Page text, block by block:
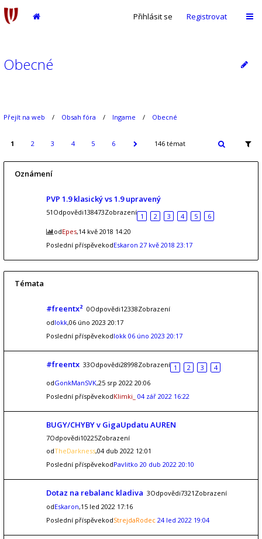
Přihlásit se Registrovat
Obecné
Přejít na web Obsah fóra Ingame Obecné
1 2 3 4 5 6 146 témat
Oznámení
PVP 1.9 klasický vs 1.9 upravený
51Odpovědi138473Zobrazení 1 2 3 4 5
6
odEpes,14 kvě 2018 14:20
Poslední příspěvekodEskaron 27 kvě 2018 23:17
Témata
#freentx² 0Odpovědi12338Zobrazení
odlokk,06 úno 2023 20:17
Poslední příspěvekodlokk 06 úno 2023 20:17
#freentx 33Odpovědi28998Zobrazení 1 2 3
4
odGonkManSVK,25 srp 2022 20:06
Poslední příspěvekodKlimki_ 04 zář 2022 16:22
BUGY/CHYBY v GigaUpdatu AUREN
7Odpovědi10225Zobrazení
odTheDarkness,04 dub 2022 12:01
Poslední příspěvekodPavlitko 20 dub 2022 20:10
Dotaz na rebalanc kladiva 3Odpovědi7321Zobrazení
odEskaron,15 led 2022 17:16
Poslední příspěvekodStrejdaRodec 24 led 2022 19:04